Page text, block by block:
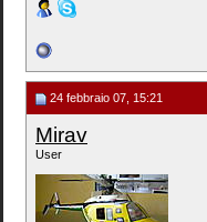
24 febbraio 07, 15:21
Mirav
User